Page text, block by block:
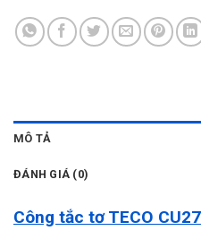
MÔ TẢ
ĐÁNH GIÁ (0)
Công tắc tơ TECO